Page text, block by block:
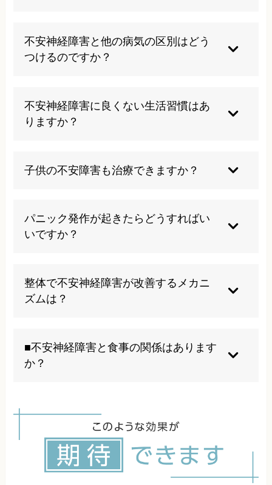
指しています。身体の歪みや緊張を取り除き、自
律神経のバランスを整えることで、不安症状の根
本原因にアプローチします。ただし、現在服薬中
ことをお勧めします。
不安神経障害と他の病気の区別はどう
つけるのですか？
ます。甲状腺機能亢進症や心臓疾患、呼吸器疾患
などでも似たような症状が出ることがあるため、
まずは医療機関での検査をお勧めします。当院で
に応じて医療機関への受診をご案内しています。
不安神経障害に良くない生活習慣はあ
りますか？
取、運動不足などは不安症状を悪化させる要因と
なります。また、ストレスの多い環境に長時間さ
た食事と適度な運動、十分な休息を心がけること
が大切です。
子供の不安障害も治療できますか？
供の場合は大人と異なる表現で不安を示すことが
あるため、専門的な知識を持った当院の院長が丁
寧に対応いたします。お子様の成長段階に合わせ
パニック発作が起きたらどうすればい
いですか？
ください。ゆっくりと鼻から息を吸い、口からゆ
っくり吐き出す呼吸を繰り返します。「これは一
れば静かな場所に移動し、リラックスできる姿勢
をとりましょう。
整体で不安神経障害が改善するメカニ
ズムは？
とで、脳への血流や脳脊髄液の循環が改善しま
す。また、自律神経の調整により、過剰な交感神
経の興奮を抑え、副交感神経の働きを促進しま
■不安神経障害と食事の関係はあります
か？
ため、不安神経障害と密接な関係があります。特
に糖質の過剰摂取や加工食品、カフェインの摂り
すぎは血糖値の急激な変動を引き起こし、不安感
を悪化させることがあります。オメガ3脂肪酸や
ビタミンB群、マグネシウムを含む食品は神経系